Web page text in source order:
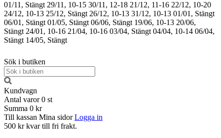
01/11, Stängt 29/11, 10-15 30/11, 12-18 21/12, 11-16 22/12, 10-20
24/12, 10-13 25/12, Stängt 26/12, 10-13 31/12, 10-13 01/01, Stängt
06/01, Stängt 01/05, Stängt 06/06, Stängt 19/06, 10-13 20/06,
Stängt 24/01, 10-16 21/04, 10-16 03/04, Stängt 04/04, 10-14 06/04,
Stängt 14/05, Stängt
Sök i butiken
Kundvagn
Antal varor 0 st
Summa 0 kr
Till kassan Mina sidor Logga in
500 kr kvar till fri frakt.